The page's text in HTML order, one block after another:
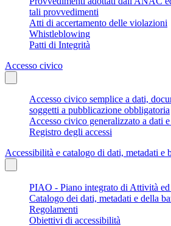
tali provvedimenti
Atti di accertamento delle violazioni
Whistleblowing
Patti di Integrità
Accesso civico
Accesso civico semplice a dati,
soggetti a pubblicazione obbligatoria
Accesso civico generalizzato a dati
Registro degli accessi
Accessibilità e catalogo di dati, metadati e
PIAO - Piano integrato di Attività
Catalogo dei dati, metadati e della
Regolamenti
Obiettivi di accessibilità